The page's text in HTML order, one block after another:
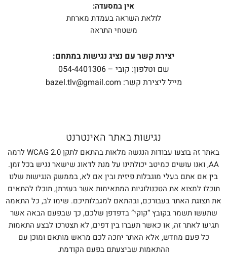
אין במסעדה:
לולאת השראה בעמדת מארחת
משטחי התראה
יצירת קשר עם נציג נגישות במתחם:
שם וטלפון: קובי –054-4401306
מייל ליצירת קשר: bazel.tlv@gmail.com
נגישות באתר האינטרנט
באתר זה בוצעו עבודות הנגשה מלאות בהתאם לתקן WCAG 2.0 לרמה
AA, ואנו עושים כמיטב יכולתינו על מנת לדאוג שישאר נגיש בכל זמן.
בין אם אתם בעלי מוגבלות פיזית ובין אם לא, בממשק הנגישות שלנו
תוכלו למצוא את הטכנולוגיות המתאימות אשר בעזרתן, תוכלו להתאים
את תצוגת האתר בעבורכם, ובהתאם למגבלותיכם. שימו לב, כל התאמה
שתעשו תשמר בקובץ “קוקי” בדפדפן שלכם, כך שבפעם הבאה אשר
תגיעו לאתר זה, או כאשר תעברו בין דפים, לא תצטרכו לבצע התאמות
כל פעם מחדש, אלא האתר יחכה לכם מראש מותאם ומוכן עם
ההתאמות שביצעתם בפעם הקודמת.